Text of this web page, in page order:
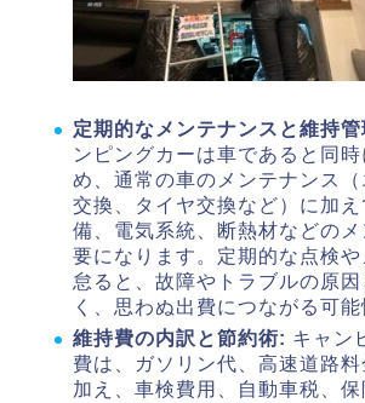
定期的なメンテナンスと維持
ンピングカーは車であると同
め、通常の車のメンテナンス
交換、タイヤ交換など）に加
備、電気系統、断熱材などの
要になります。定期的な点検
怠ると、故障やトラブルの原
く、思わぬ出費につながる可能
維持費の内訳と節約術: キャン
費は、ガソリン代、高速道路
加え、車検費用、自動車税、